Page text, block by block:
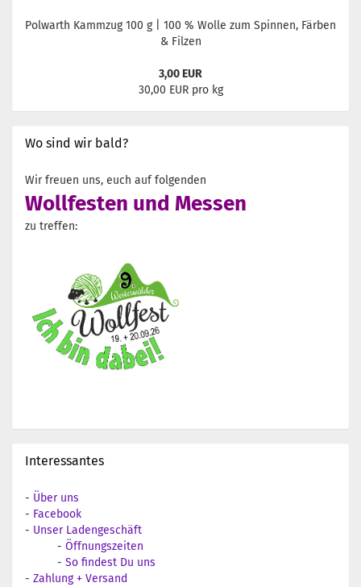
Polwarth Kammzug 100 g | 100 % Wolle zum Spinnen, Färben
& Filzen
3,00 EUR
30,00 EUR pro kg
Wo sind wir bald?
Wir freuen uns, euch auf folgenden
Wollfesten und Messen
zu treffen:
Interessantes
- Über uns
- Facebook
- Unser Ladengeschäft
- Öffnungszeiten
- So findest Du uns
- Zahlung + Versand